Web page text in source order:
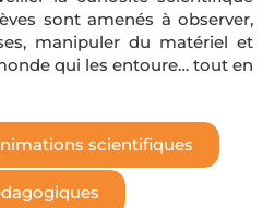
sont amenés à observer,
manipuler du matériel et
qui les entoure… tout en
scientifiques